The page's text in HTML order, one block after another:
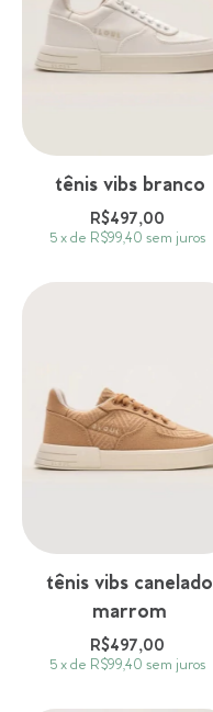
tênis vibs branco
R$497,00
5 xde R$99,40 sem juros
tênis vibs canelado
marrom
R$497,00
5 xde R$99,40 sem juros